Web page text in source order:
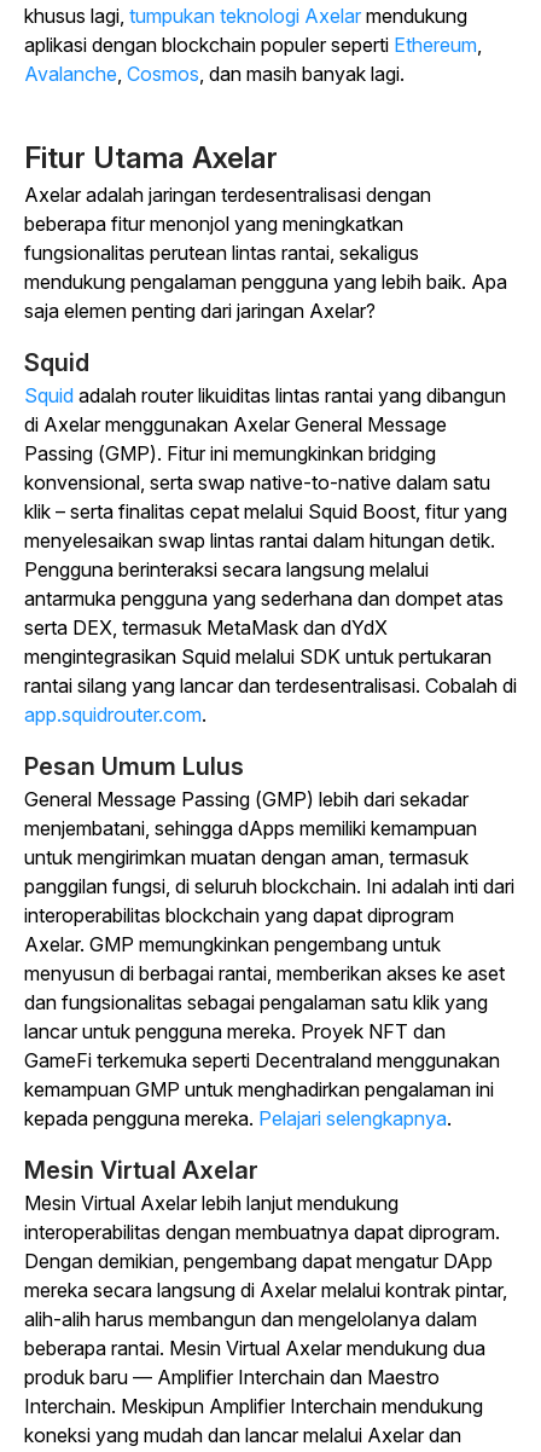
khusus lagi, tumpukan teknologi Axelar mendukung
aplikasi dengan blockchain populer seperti Ethereum,
Avalanche, Cosmos, dan masih banyak lagi.
Fitur Utama Axelar
Axelar adalah jaringan terdesentralisasi dengan
beberapa fitur menonjol yang meningkatkan
fungsionalitas perutean lintas rantai, sekaligus
mendukung pengalaman pengguna yang lebih baik. Apa
saja elemen penting dari jaringan Axelar?
Squid
Squid adalah router likuiditas lintas rantai yang dibangun
di Axelar menggunakan Axelar General Message
Passing (GMP). Fitur ini memungkinkan bridging
konvensional, serta swap native-to-native dalam satu
klik – serta finalitas cepat melalui Squid Boost, fitur yang
menyelesaikan swap lintas rantai dalam hitungan detik.
Pengguna berinteraksi secara langsung melalui
antarmuka pengguna yang sederhana dan dompet atas
serta DEX, termasuk MetaMask dan dYdX
mengintegrasikan Squid melalui SDK untuk pertukaran
rantai silang yang lancar dan terdesentralisasi. Cobalah di
app.squidrouter.com.
Pesan Umum Lulus
General Message Passing (GMP) lebih dari sekadar
menjembatani, sehingga dApps memiliki kemampuan
untuk mengirimkan muatan dengan aman, termasuk
panggilan fungsi, di seluruh blockchain. Ini adalah inti dari
interoperabilitas blockchain yang dapat diprogram
Axelar. GMP memungkinkan pengembang untuk
menyusun di berbagai rantai, memberikan akses ke aset
dan fungsionalitas sebagai pengalaman satu klik yang
lancar untuk pengguna mereka. Proyek NFT dan
GameFi terkemuka seperti Decentraland menggunakan
kemampuan GMP untuk menghadirkan pengalaman ini
kepada pengguna mereka. Pelajari selengkapnya.
Mesin Virtual Axelar
Mesin Virtual Axelarlebih lanjut mendukung
interoperabilitas dengan membuatnya dapat diprogram.
Dengan demikian, pengembang dapat mengatur DApp
mereka secara langsung di Axelar melalui kontrak pintar,
alih-alih harus membangun dan mengelolanya dalam
beberapa rantai. Mesin Virtual Axelar mendukung dua
produk baru — Amplifier Interchain dan Maestro
Interchain. Meskipun Amplifier Interchain mendukung
koneksi yang mudah dan lancar melalui Axelar dan